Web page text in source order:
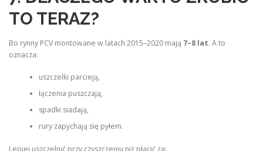
TO TERAZ?
Bo rynny PCV montowane w latach 2015–2020 mają 7–8 lat. A to
oznacza:
uszczelki parcieją,
łączenia puszczają,
spadki siadają,
rury zapychają się pyłem.
Lepiej uszczelnić przy czyszczeniu niż płacić za: